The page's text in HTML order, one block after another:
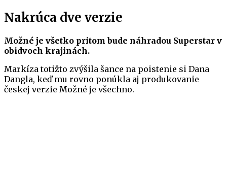
Nakrúca dve verzie
Možné je všetko pritom bude náhradou Superstar v
obidvoch krajinách.
Markíza totižto zvýšila šance na poistenie si Dana
Dangla, keď mu rovno ponúkla aj produkovanie
českej verzie Možné je všechno.